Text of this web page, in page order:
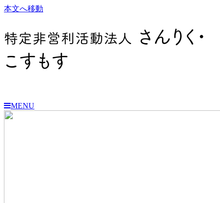
本文へ移動
特定非営利活動法人
さんりく・
こすもす
MENU